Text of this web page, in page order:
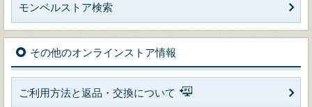
モンベルストア検索
その他のオンラインストア情報
ご利用方法と返品・交換について